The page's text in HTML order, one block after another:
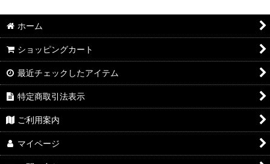
ホーム
ショッピングカート
最近チェックしたアイテム
特定商取引法表示
ご利用案内
マイページ